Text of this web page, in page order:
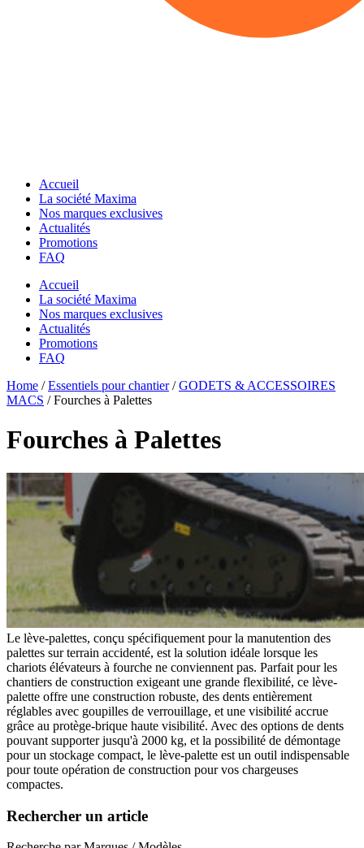
Accueil
La société Maxima
Nos marques exclusives
Actualités
Promotions
FAQ
Accueil
La société Maxima
Nos marques exclusives
Actualités
Promotions
FAQ
Essentiels pour chantier
GODETS & ACCESSOIRES MACS
Dents de Déroctage
Pouce de Manutention
Godets Squelette
Multi Ripper
Godets Fléco
Grappins Mécaniques
Godet Banane
Fourches à Palettes
Accessoires de Godet
KITS DE TRANSFORMATION
Kit Adaptable Morin (Variatic)
Kit Origine Morin
Kit Oreilles 2 Axes
Kit Engcon
Kit Martin
Kit Klac
Kit Cangini Benne (MBI)
Kit Neuson Easy Lock
Kit VAB Volvo
Kit Volvo Mecalac à Tétons
Kit Lehnhoff
Kit Verachtert
Kit VTN
Kit Arden
Kit Blanchard
ATTACHES RAPIDES
Attache Rapide - Coupleur Morin
Attache Rapide Coupleur Mécanique 2 Axes
Essentiels pour chantier
Godets
Dents de Déroctage
Râteaux
Godets Squelette
Multi Ripper
Godets Fléco
Grappins Mécaniques
Godet Banane
Fourches à Palettes
Accessoires de Godet
KITS DE TRANSFORMATION
Kit Adaptable Morin (Variatic)
Kit Origine Morin
Kit Oreilles 2 Axes
Kit Engcon
Kit Martin
Kit Klac
Kit Cangini Benne (MBI)
Kit Neuson Easy Lock
Kit VAB Volvo
Kit Volvo Mecalac à Tétons
Kit Lehnhoff
Kit Verachtert
Kit VTN
Kit Blanchard
ATTACHES RAPIDES
Home /Essentiels pour chantier/GODETS & ACCESSOIRES
MACS / Fourches à Palettes
Fourches à Palettes
Le lève-palettes, conçu spécifiquement pour la manutention des
palettes sur terrain accidenté, est la solution idéale lorsque les
chariots élévateurs à fourche ne conviennent pas. Parfait pour les
chantiers de construction exigeant une grande flexibilité, ce lève-
palette offre une construction robuste, des dents entièrement
réglables avec goupilles de verrouillage, et une visibilité accrue
grâce au protège-brique haute visibilité. Avec des options de dents
pouvant supporter jusqu'à 2000 kg, et la possibilité de démontage
pour un stockage compact, le lève-palette est un outil indispensable
pour toute opération de construction pour vos chargeuses
compactes.
Rechercher un article